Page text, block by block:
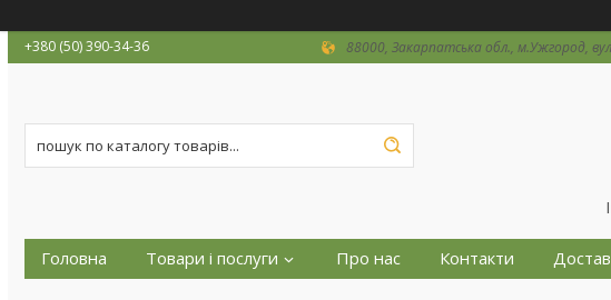
+380 (50) 390-34-36
88000, Закарпатська обл., м.Ужгород,
Головна Товари і послуги Про нас Контакти